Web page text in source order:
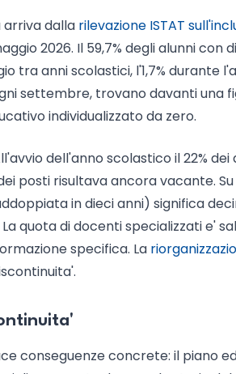
arriva dalla rilevazione ISTAT
2026. Il 59,7% degli alunni con
tra anni scolastici, l'1,7% durante
settembre, trovano davanti una
individualizzato da zero.
dell'anno scolastico il 22%
posti risultava ancora vacante.
in dieci anni) significa
quota di docenti specializzati e'
specifica. La
conseguenze concrete: il piano